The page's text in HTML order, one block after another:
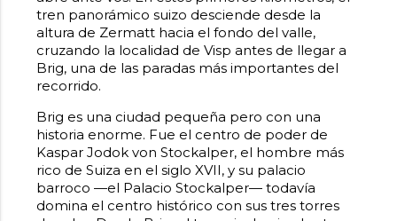
tren panorámico suizo desciende desde la
altura de Zermatt hacia el fondo del valle,
cruzando la localidad de Visp antes de llegar a
Brig, una de las paradas más importantes del
recorrido.
Brig es una ciudad pequeña pero con una
historia enorme. Fue el centro de poder de
Kaspar Jodok von Stockalper, el hombre más
rico de Suiza en el siglo XVII, y su palacio
barroco —el Palacio Stockalper— todavía
domina el centro histórico con sus tres torres